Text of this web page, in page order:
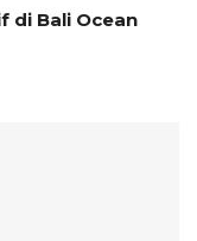
di Bali Ocean